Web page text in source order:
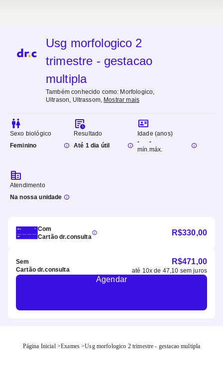
Usg morfologico 2
trimestre - gestacao
multipla
Também conhecido como: Morfologico,
Ultrason, Ultrassom, Mostrar mais
Sexo biológico
Feminino
Resultado
Até 1 dia útil
Idade (anos)
-
mín.
-
máx.
Atendimento
Na nossa unidade
Com
Cartão dr.consulta
R$330,00
Sem
Cartão dr.consulta
R$471,00
até 10x de 47,10 sem juros
Agendar
Página Inicial >Exames >Usg morfologico 2 trimestre - gestacao multipla